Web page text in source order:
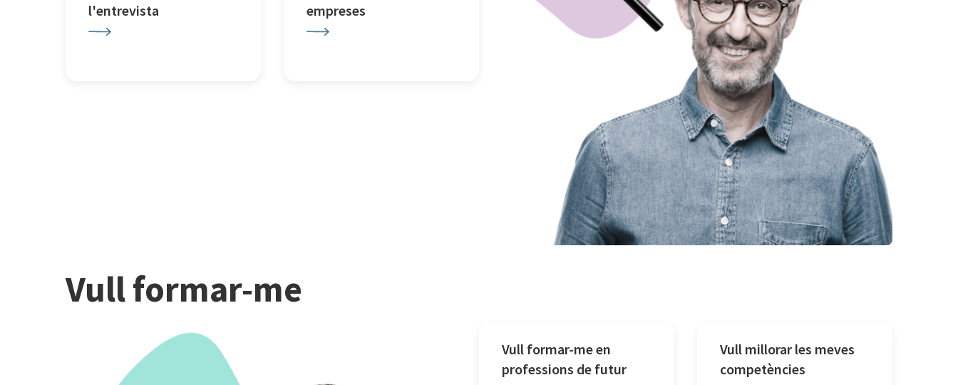
l'entrevista
empreses
Vull formar-me
Vull formar-me en
professions de futur
Vull millorar les meves
competències